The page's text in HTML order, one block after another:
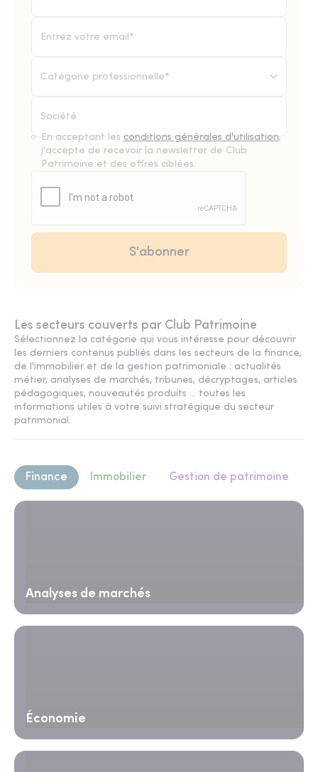
Catégorie professionnelle*
En acceptant les conditions générales d'utilisation,
j'accepte de recevoir la newsletter de Club
Patrimoine et des offres ciblées.
Les secteurs couverts par Club Patrimoine
Sélectionnez la catégorie qui vous intéresse pour découvrir
les derniers contenus publiés dans les secteurs de la finance,
de l'immobilier et de la gestion patrimoniale : actualités
métier, analyses de marchés, tribunes, décryptages, articles
pédagogiques, nouveautés produits ... toutes les
informations utiles à votre suivi stratégique du secteur
patrimonial.
Finance Immobilier Gestion de patrimoine
Analyses de marchés
Économie